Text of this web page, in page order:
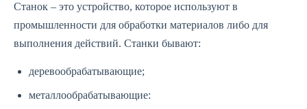
Станок – это устройство, которое используют в
промышленности для обработки материалов либо для
выполнения действий. Станки бывают:
деревообрабатывающие;
металлообрабатывающие: